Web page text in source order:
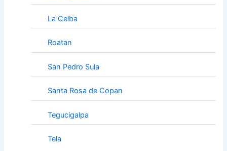
La Ceiba
Roatan
San Pedro Sula
Santa Rosa de Copan
Tegucigalpa
Tela